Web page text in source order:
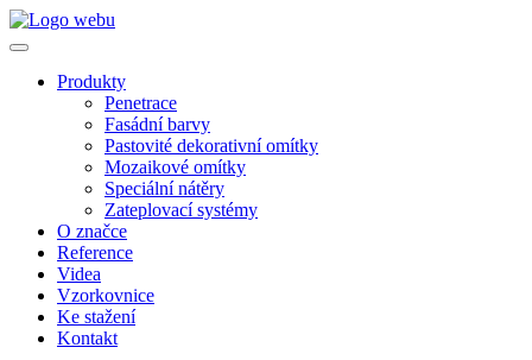
Produkty
Penetrace
Fasádní barvy
Pastovité dekorativní omítky
Mozaikové omítky
Speciální nátěry
Zateplovací systémy
O značce
Reference
Videa
Vzorkovnice
Ke stažení
Kontakt